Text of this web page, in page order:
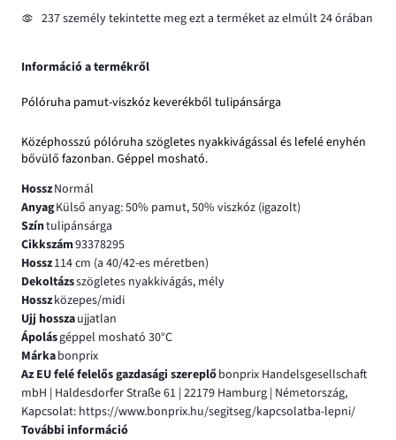
237 személy tekintette meg ezt a terméket az elmúlt 24 órában
Információ a termékről
Pólóruha pamut-viszkóz keverékből tulipánsárga
Középhosszú pólóruha szögletes nyakkivágással és lefelé enyhén
bővülő fazonban. Géppel mosható.
HosszNormál
AnyagKülső anyag: 50% pamut, 50% viszkóz (igazolt)
Színtulipánsárga
Cikkszám93378295
Hossz114 cm (a 40/42-es méretben)
Dekoltázsszögletes nyakkivágás, mély
Hosszközepes/midi
Ujj hosszaujjatlan
Ápolásgéppel mosható 30°C
Márkabonprix
Az EU felé felelős gazdasági szereplőbonprix Handelsgesellschaft
mbH | Haldesdorfer Straße 61 | 22179 Hamburg | Németország,
Kapcsolat: https://www.bonprix.hu/segitseg/kapcsolatba-lepni/
További információ